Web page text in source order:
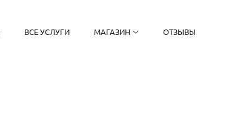
ВСЕ УСЛУГИ МАГАЗИН
ОТЗЫВЫ